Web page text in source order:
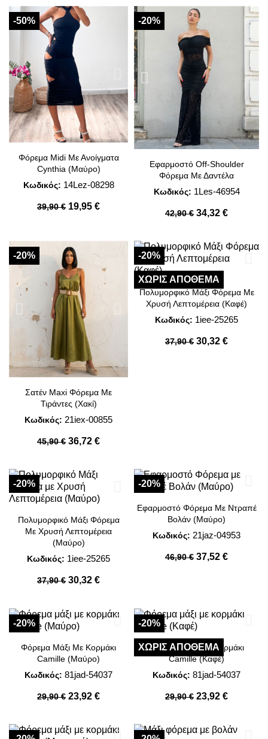
Φόρεμα Midi Με Ανοίγματα
Cynthia (Μαύρο)
Κωδικός: 14Lez-08298
39,90 € 19,95 €
-50%
Εφαρμοστό Off-Shoulder
Φόρεμα Με Δαντέλα
Κωδικός: 1Les-46954
42,90 € 34,32 €
-20%
Σατέν Maxi Φόρεμα Με
Τιράντες (Χακί)
Κωδικός: 21iex-00855
45,90 € 36,72 €
-20%
Πολυμορφικό Μάξι Φόρεμα Με
Χρυσή Λεπτομέρεια (Καφέ)
Κωδικός: 1iee-25265
37,90 € 30,32 €
-20%
ΧΩΡΊΣ ΑΠΌΘΕΜΑ
Πολυμορφικό Μάξι Φόρεμα
Με Χρυσή Λεπτομέρεια
(Μαύρο)
Κωδικός: 1iee-25265
37,90 € 30,32 €
-20%
Εφαρμοστό Φόρεμα Με Ντραπέ
Βολάν (Μαύρο)
Κωδικός: 21jaz-04953
46,90 € 37,52 €
-20%
Φόρεμα Μάξι Με Κορμάκι
Camille (Μαύρο)
Κωδικός: 81jad-54037
29,90 € 23,92 €
-20%
Φόρεμα Μάξι Με Κορμάκι
Camille (Καφέ)
Κωδικός: 81jad-54037
29,90 € 23,92 €
-20%
ΧΩΡΊΣ ΑΠΌΘΕΜΑ